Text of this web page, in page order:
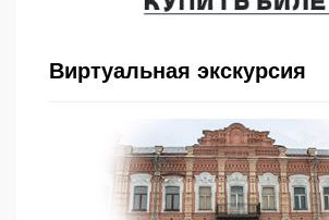
Виртуальная экскурсия